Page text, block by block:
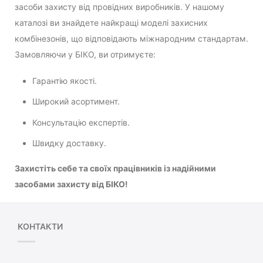
засоби захисту від провідних виробників. У нашому
каталозі ви знайдете найкращі моделі захисних
комбінезонів, що відповідають міжнародним стандартам.
Замовляючи у БІКО, ви отримуєте:
Гарантію якості.
Широкий асортимент.
Консультацію експертів.
Швидку доставку.
Захистіть себе та своїх працівників із надійними
засобами захисту від БІКО!
КОНТАКТИ